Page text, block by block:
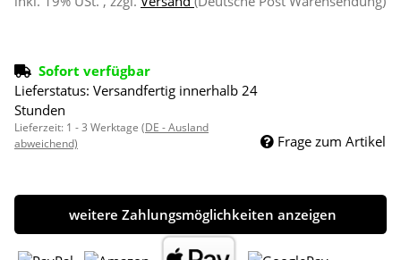
Sofort verfügbar
Lieferstatus: Versandfertig innerhalb 24
Stunden
Lieferzeit: 1 - 3 Werktage (DE - Ausland
abweichend)
Frage zum Artikel
weitere Zahlungsmöglichkeiten anzeigen